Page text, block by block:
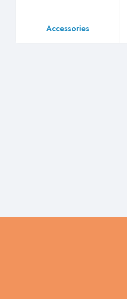
Accessories